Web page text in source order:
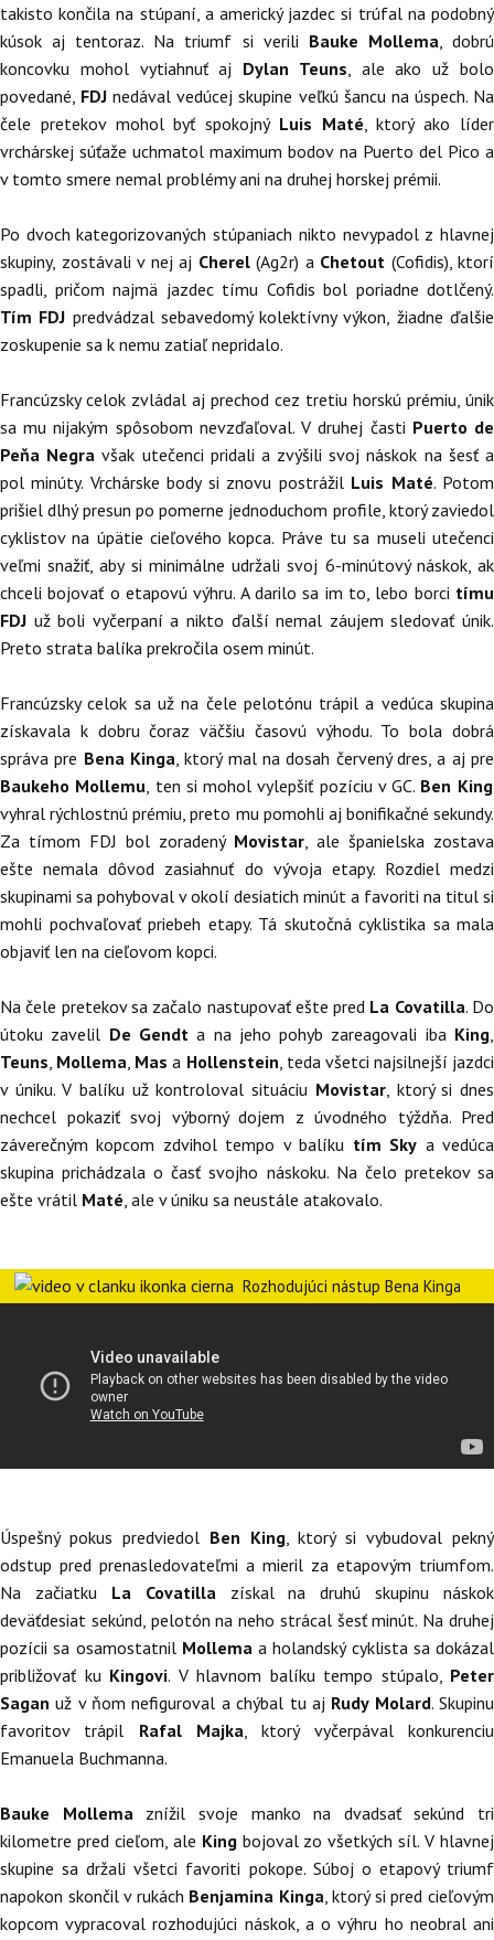
takisto končila na stúpaní, a americký jazdec si trúfal na podobný
kúsok aj tentoraz. Na triumf si verili Bauke Mollema , dobrú
koncovku mohol vytiahnuť aj Dylan Teuns , ale ako už bolo
povedané, FDJ nedával vedúcej skupine veľkú šancu na úspech. Na
čele pretekov mohol byť spokojný Luis Maté , ktorý ako líder
vrchárskej súťaže uchmatol maximum bodov na Puerto del Pico a
v tomto smere nemal problémy ani na druhej horskej prémii.
Po dvoch kategorizovaných stúpaniach nikto nevypadol z hlavnej
skupiny, zostávali v nej aj Cherel(Ag2r) a Chetout (Cofidis), ktorí
spadli, pričom najmä jazdec tímu Cofidis bol poriadne dotlčený.
Tím FDJ predvádzal sebavedomý kolektívny výkon, žiadne ďalšie
zoskupenie sa k nemu zatiaľ nepridalo.
Francúzsky celok zvládal aj prechod cez tretiu horskú prémiu, únik
sa mu nijakým spôsobom nevzďaľoval. V druhej časti Puerto de
Peňa Negra však utečenci pridali a zvýšili svoj náskok na šesť a
pol minúty. Vrchárske body si znovu postrážilLuis Maté. Potom
prišiel dlhý presun po pomerne jednoduchom profile, ktorý zaviedol
cyklistov na úpätie cieľového kopca. Práve tu sa museli utečenci
veľmi snažiť, aby si minimálne udržali svoj 6-minútový náskok, ak
chceli bojovať o etapovú výhru. A darilo sa im to, lebo borci tímu
FDJ už boli vyčerpaní a nikto ďalší nemal záujem sledovať únik.
Preto strata balíka prekročila osem minút.
Francúzsky celok sa už na čele pelotónu trápil a vedúca skupina
získavala k dobru čoraz väčšiu časovú výhodu. To bola dobrá
správa pre Bena Kinga , ktorý mal na dosah červený dres, a aj pre
Baukeho Mollemu , ten si mohol vylepšiť pozíciu v GC. Ben King
vyhral rýchlostnú prémiu, preto mu pomohli aj bonifikačné sekundy.
Za tímom FDJ bol zoradený Movistar , ale španielska zostava
ešte nemala dôvod zasiahnuť do vývoja etapy. Rozdiel medzi
skupinami sa pohyboval v okolí desiatich minút a favoriti na titul si
mohli pochvaľovať priebeh etapy. Tá skutočná cyklistika sa mala
objaviť len na cieľovom kopci.
Na čele pretekov sa začalo nastupovať ešte pred La Covatilla. Do
útoku zavelil De Gendt a na jeho pohyb zareagovali iba King
Teuns Mollema Mas a Hollenstein , teda všetci najsilnejší jazdci
v úniku. V balíku už kontroloval situáciu Movistar, ktorý si dnes
nechcel pokaziť svoj výborný dojem z úvodného týždňa. Pred
záverečným kopcom zdvihol tempo v balíku tím Sky a vedúca
skupina prichádzala o časť svojho náskoku. Na čelo pretekov sa
ešte vrátil Maté , ale v úniku sa neustále atakovalo.
Rozhodujúci nástup Bena Kinga
Úspešný pokus predviedol Ben King, ktorý si vybudoval pekný
odstup pred prenasledovateľmi a mieril za etapovým triumfom.
Na začiatku La Covatilla získal na druhú skupinu náskok
deväťdesiat sekúnd, pelotón na neho strácal šesť minút. Na druhej
pozícii sa osamostatnil Mollema a holandský cyklista sa dokázal
približovať ku Kingovi. V hlavnom balíku tempo stúpalo, Peter
Sagan už v ňom nefiguroval a chýbal tu aj Rudy Molard. Skupinu
favoritov trápil Rafal Majka , ktorý vyčerpával konkurenciu
Emanuela Buchmanna.
Bauke Mollema znížil svoje manko na dvadsať sekúnd tri
kilometre pred cieľom, ale Kingbojoval zo všetkých síl. V hlavnej
skupine sa držali všetci favoriti pokope. Súboj o etapový triumf
napokon skončil v rukách Benjamina Kinga , ktorý si pred cieľovým
kopcom vypracoval rozhodujúci náskok, a o výhru ho neobral ani